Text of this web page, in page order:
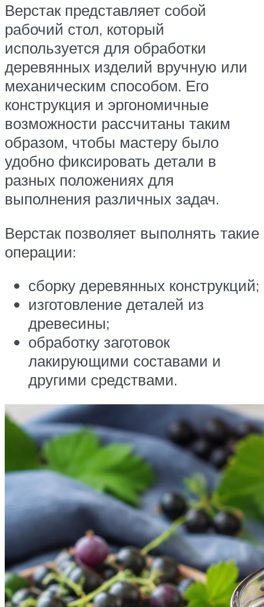
Верстак представляет собой
рабочий стол, который
используется для обработки
деревянных изделий вручную или
механическим способом. Его
конструкция и эргономичные
возможности рассчитаны таким
образом, чтобы мастеру было
удобно фиксировать детали в
разных положениях для
выполнения различных задач.
Верстак позволяет выполнять такие
операции:
сборку деревянных конструкций;
изготовление деталей из
древесины;
обработку заготовок
лакирующими составами и
другими средствами.